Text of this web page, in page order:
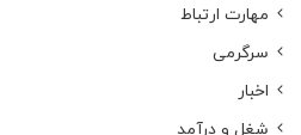
مهارت ارتباط
سرگرمی
اخبار
شغل و درآمد